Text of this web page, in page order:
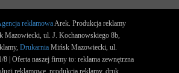
reklamowaArek. Produkcja reklamy
Mazowiecki, ul. J. Kochanowskiego 8b,
Drukarnia Mińsk Mazowiecki, ul.
8 | Oferta naszej firmy to: reklama zewnętrzna
reklamowe, produkcja reklamy, druk.